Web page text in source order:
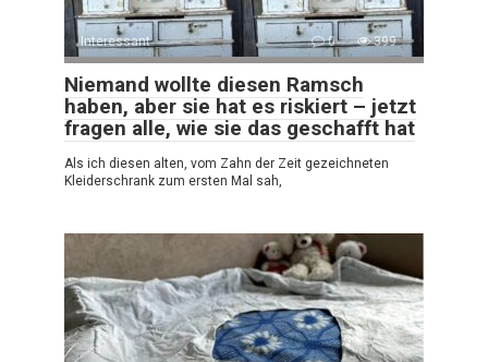
Interessant 0 399
Niemand wollte diesen Ramsch
haben, aber sie hat es riskiert – jetzt
fragen alle, wie sie das geschafft hat
Als ich diesen alten, vom Zahn der Zeit gezeichneten
Kleiderschrank zum ersten Mal sah,